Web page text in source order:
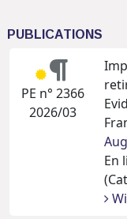
PUBLICATIONS
PE n° 2366
2026/03
En